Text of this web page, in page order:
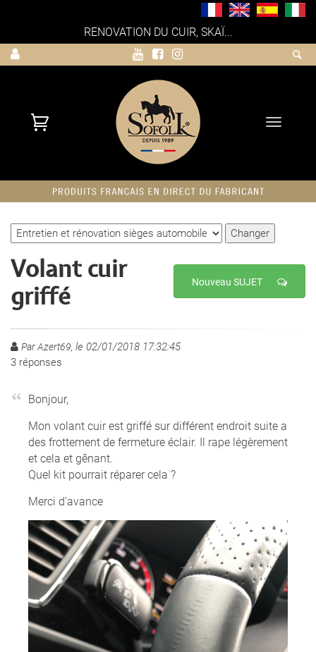
RENOVATION DU CUIR, SKAÏ...
Toggle
Nouveau SUJET
Volant cuir
griffé
Par Azert69, le 02/01/2018 17:32:45
3 réponses
Bonjour,
Mon volant cuir est griffé sur différent endroit suite a
des frottement de fermeture éclair. Il rape légèrement
et cela et gênant.
Quel kit pourrait réparer cela ?
Merci d'avance